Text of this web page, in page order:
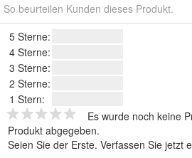
So beurteilen Kunden dieses Produkt.
5 Sterne:
4 Sterne:
3 Sterne:
2 Sterne:
1 Stern:
Es wurde noch keine
Produkt abgegeben.
Seien Sie der Erste. Verfassen Sie jetzt